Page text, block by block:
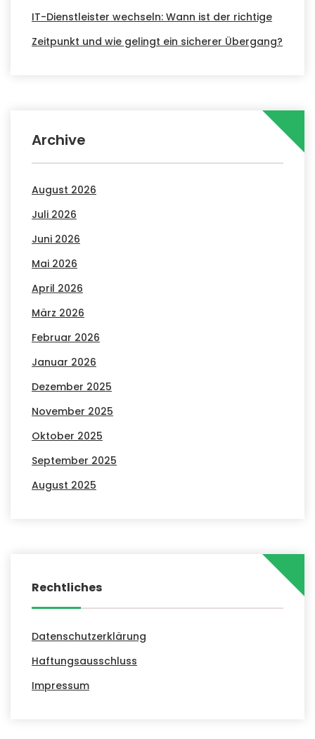
IT-Dienstleister wechseln: Wann ist der richtige
Zeitpunkt und wie gelingt ein sicherer Übergang?
Archive
August 2026
Juli 2026
Juni 2026
Mai 2026
April 2026
März 2026
Februar 2026
Januar 2026
Dezember 2025
November 2025
Oktober 2025
September 2025
August 2025
Rechtliches
Datenschutzerklärung
Haftungsausschluss
Impressum